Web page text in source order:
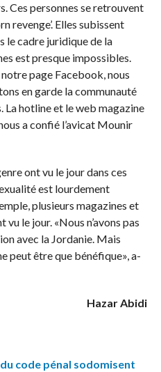
Ces personnes se retrouvent
revenge’. Elles subissent
le cadre juridique de la
est presque impossibles.
page Facebook, nous
en garde la communauté
La hotline et le web magazine
a confié l’avicat Mounir
ont vu le jour dans ces
est lourdement
plusieurs magazines et
le jour. «Nous n’avons pas
avec la Jordanie. Mais
peut être que bénéfique», a-
Hazar Abidi
code pénal sodomisent